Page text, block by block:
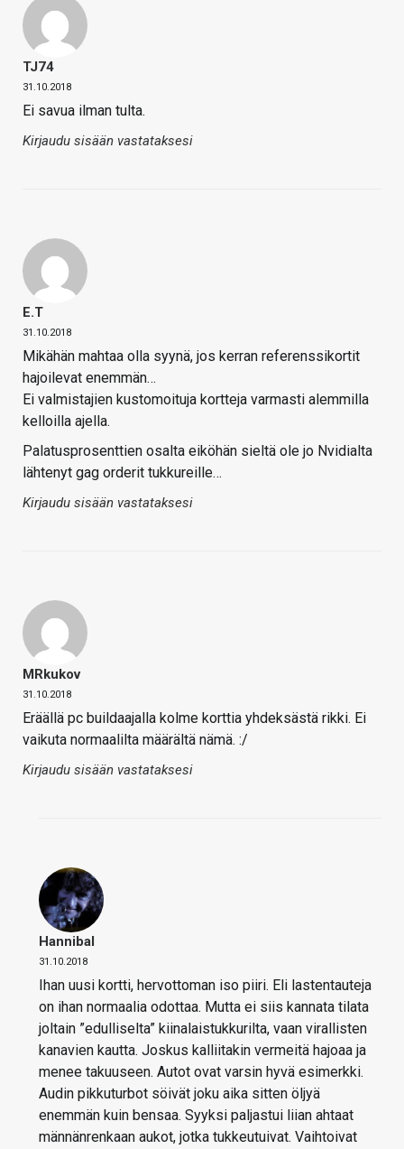
TJ74
31.10.2018
Ei savua ilman tulta.
Kirjaudu sisään vastataksesi
E.T
31.10.2018
Mikähän mahtaa olla syynä, jos kerran referenssikortit
hajoilevat enemmän…
Ei valmistajien kustomoituja kortteja varmasti alemmilla
kelloilla ajella.
Palatusprosenttien osalta eiköhän sieltä ole jo Nvidialta
lähtenyt gag orderit tukkureille…
Kirjaudu sisään vastataksesi
MRkukov
31.10.2018
Eräällä pc buildaajalla kolme korttia yhdeksästä rikki. Ei
vaikuta normaalilta määrältä nämä. :/
Kirjaudu sisään vastataksesi
Hannibal
31.10.2018
Ihan uusi kortti, hervottoman iso piiri. Eli lastentauteja
on ihan normaalia odottaa. Mutta ei siis kannata tilata
joltain ”edulliselta” kiinalaistukkurilta, vaan virallisten
kanavien kautta. Joskus kalliitakin vermeitä hajoaa ja
menee takuuseen. Autot ovat varsin hyvä esimerkki.
Audin pikkuturbot söivät joku aika sitten öljyä
enemmän kuin bensaa. Syyksi paljastui liian ahtaat
männänrenkaan aukot, jotka tukkeutuivat. Vaihtoivat